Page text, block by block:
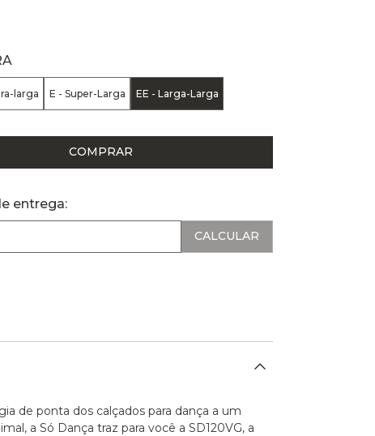
larga E - Super-Larga EE - Larga-Larga
COMPRAR
entrega:
de ponta dos calçados para dança a um
a Só Dança traz para você a SD120VG, a